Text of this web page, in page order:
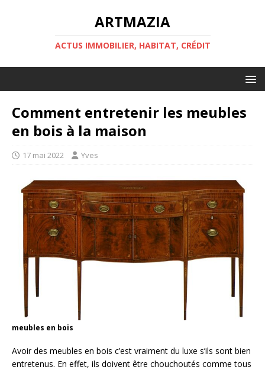
ARTMAZIA
ACTUS IMMOBILIER, HABITAT, CRÉDIT
Comment entretenir les meubles
en bois à la maison
17 mai 2022 Yves
meubles en bois
Avoir des meubles en bois c’est vraiment du luxe s’ils sont bien
entretenus. En effet, ils doivent être chouchoutés comme tous